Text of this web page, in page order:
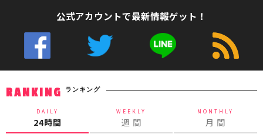
公式アカウントで最新情報ゲット！
RANKING ランキング
DAILY
24時間
WEEKLY
週 間
MONTHLY
月 間